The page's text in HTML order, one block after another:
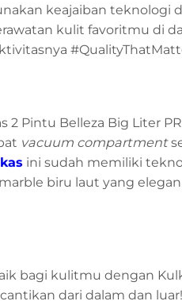
keajaiban teknologi
kulit favoritmu di
Pintu Belleza Big Liter
vacuum compartment
ini sudah memiliki
biru laut yang
bagi kulitmu dengan
dari dalam dan